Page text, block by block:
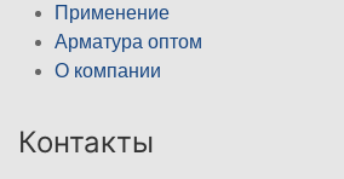
Применение
Арматура оптом
О компании
Контакты